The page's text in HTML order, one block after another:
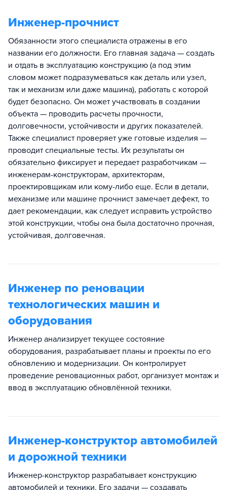
Инженер-прочнист
Обязанности этого специалиста отражены в его
названии его должности. Его главная задача — создать
и отдать в эксплуатацию конструкцию (а под этим
словом может подразумеваться как деталь или узел,
так и механизм или даже машина), работать с которой
будет безопасно. Он может участвовать в создании
объекта — проводить расчеты прочности,
долговечности, устойчивости и других показателей.
Также специалист проверяет уже готовые изделия —
проводит специальные тесты. Их результаты он
обязательно фиксирует и передает разработчикам —
инженерам-конструкторам, архитекторам,
проектировщикам или кому-либо еще. Если в детали,
механизме или машине прочнист замечает дефект, то
дает рекомендации, как следует исправить устройство
этой конструкции, чтобы она была достаточно прочная,
устойчивая, долговечная.
Инженер по реновации
технологических машин и
оборудования
Инженер анализирует текущее состояние
оборудования, разрабатывает планы и проекты по его
обновлению и модернизации. Он контролирует
проведение реновационных работ, организует монтаж и
ввод в эксплуатацию обновлённой техники.
Инженер-конструктор автомобилей
и дорожной техники
Инженер-конструктор разрабатывает конструкцию
автомобилей и техники. Его задачи — создавать